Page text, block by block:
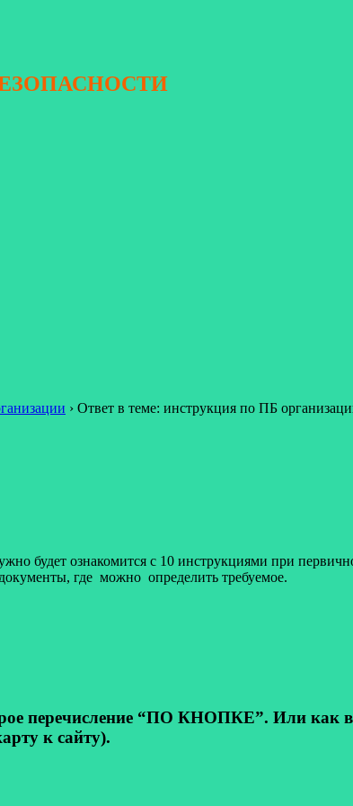
› Ответ в теме: инструкция по ПБ
будет ознакомится с 10 инструкциями при
где можно определить требуемое.
перечисление “ПО КНОПКЕ”. Или как
к сайту).